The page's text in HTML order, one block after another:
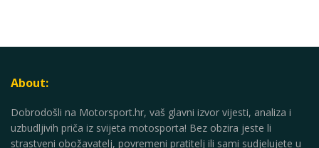
About:
Dobrodošli na Motorsport.hr, vaš glavni izvor vijesti, analiza i
uzbudljivih priča iz svijeta motosporta! Bez obzira jeste li
strastveni obožavatelj, povremeni pratitelj ili sami sudjelujete u